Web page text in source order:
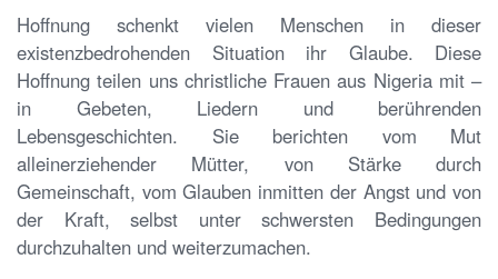
Hoffnung schenkt vielen Menschen in dieser
existenzbedrohenden Situation ihr Glaube. Diese
Hoffnung teilen uns christliche Frauen aus Nigeria mit –
in Gebeten, Liedern und berührenden
Lebensgeschichten. Sie berichten vom Mut
alleinerziehender Mütter, von Stärke durch
Gemeinschaft, vom Glauben inmitten der Angst und von
der Kraft, selbst unter schwersten Bedingungen
durchzuhalten und weiterzumachen.